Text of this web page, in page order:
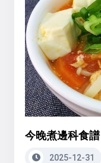
今晚煮邊科食
2025-12-31